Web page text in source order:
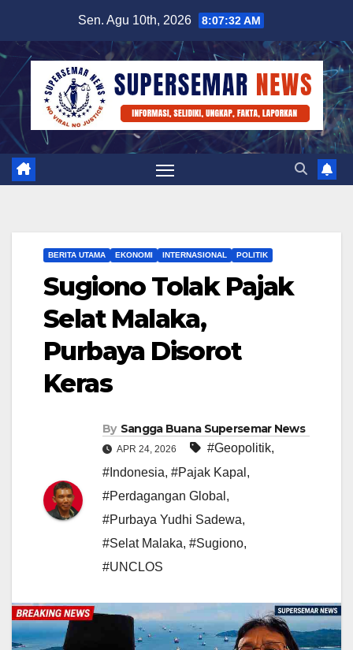
content
Sen. Agu 10th, 2026 8:07:33 AM
BERITA UTAMA EKONOMI INTERNASIONAL POLITIK
Sugiono Tolak Pajak
Selat Malaka,
Purbaya Disorot
Keras
By Sangga Buana Supersemar News
APR 24, 2026 #Geopolitik,
#Indonesia, #Pajak Kapal ,
#Perdagangan Global ,
#Purbaya Yudhi Sadewa,
#Selat Malaka, #Sugiono,
#UNCLOS